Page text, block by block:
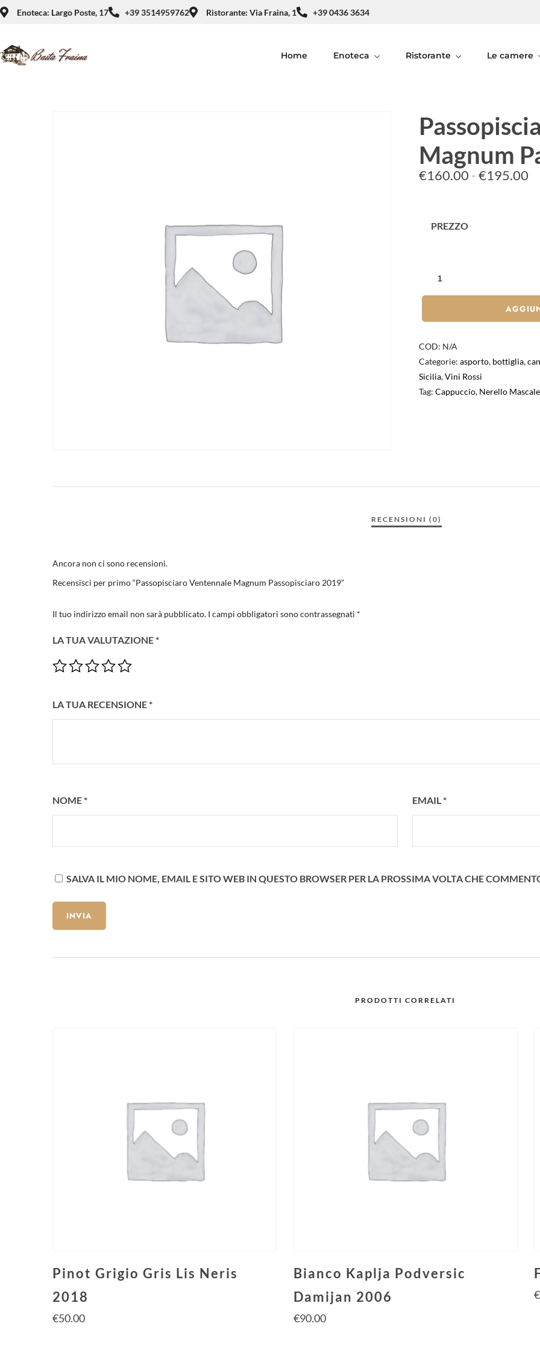
Enoteca: Largo Poste, 17 +39 3514959762 Ristorante: Via Fraina, 1 +39 0436 3634
Home Enoteca Ristorante Le camere
Magnum
€160.00 - €195.00
PREZZO
COD: N/A
Categorie:asporto, bottiglia,
Sicilia,Vini Rossi
Tag:Cappuccio, Nerello
Ancora non ci sono recensioni.
Recensisci per primo “Passopisciaro Ventennale Magnum Passopisciaro 2019”
Il tuo indirizzo email non sarà pubblicato. I campi obbligatori sono contrassegnati *
LA TUA VALUTAZIONE*
LA TUA RECENSIONE*
NOME* EMAIL *
SALVA IL MIO NOME, EMAIL E SITO WEB IN QUESTO BROWSER PER LA PROSSIMA VOLTA CHE
PRODOTTI CORRELATI
Pinot Grigio Gris Lis Neris
2018
€50.00
Bianco Kaplja Podversic
Damijan 2006
€90.00
€